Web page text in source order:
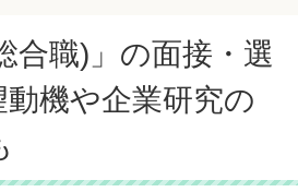
合職)」の面接・選
機や企業研究の